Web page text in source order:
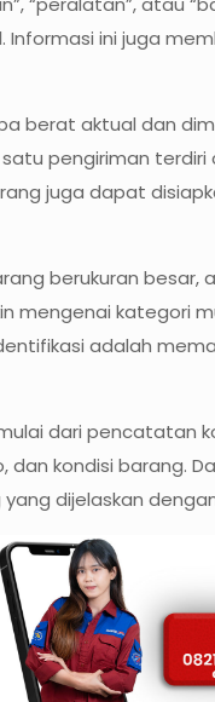
ini juga
berat aktual dan
pengiriman
juga dapat
berukuran
mengenai
adalah
dari pencatatan
kondisi barang.
dijelaskan